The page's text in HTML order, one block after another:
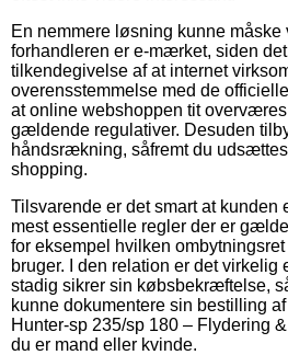
En nemmere løsning kunne
forhandleren er e-mærket, siden
tilkendegivelse af at internet
overensstemmelse med de
at online webshoppen tit
gældende regulativer. Desuden
håndsrækning, såfremt du
shopping.
Tilsvarende er det smart at kunden
mest essentielle regler der er
for eksempel hvilken
bruger. I den relation er det virkelig
stadig sikrer sin købsbekræftelse,
kunne dokumentere sin bestilling
Hunter-sp 235/sp 180 – Flydering
du er mand eller kvinde.